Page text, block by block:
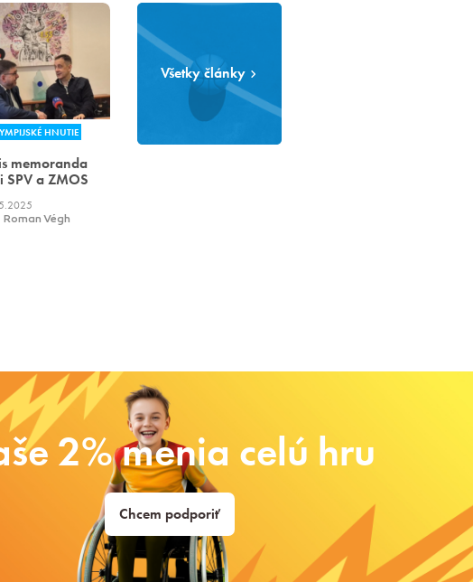
HNUTIE
memoranda
SPV a ZMOS
Végh
Všetky články
2% menia celú hru
Chcem podporiť